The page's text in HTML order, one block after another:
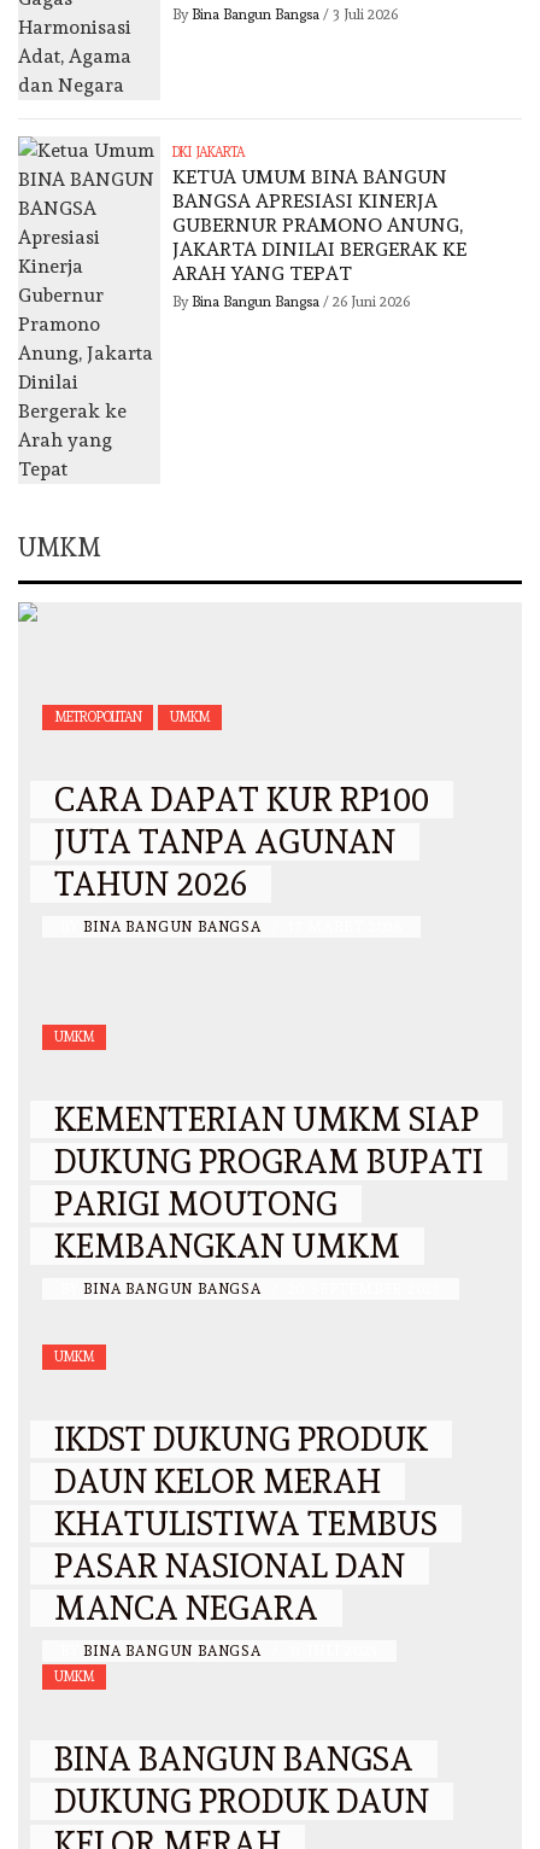
By Bina Bangun Bangsa/ 3 Juli 2026
DKI JAKARTA
KETUA UMUM BINA BANGUN
BANGSA APRESIASI KINERJA
GUBERNUR PRAMONO ANUNG,
JAKARTA DINILAI BERGERAK KE
ARAH YANG TEPAT
By Bina Bangun Bangsa/ 26 Juni 2026
UMKM
METROPOLITAN UMKM
CARA DAPAT KUR RP100
JUTA TANPA AGUNAN
TAHUN 2026
BINA BANGUN BANGSA
UMKM
KEMENTERIAN UMKM SIAP
DUKUNG PROGRAM BUPATI
PARIGI MOUTONG
KEMBANGKAN UMKM
BINA BANGUN BANGSA
UMKM
IKDST DUKUNG PRODUK
DAUN KELOR MERAH
KHATULISTIWA TEMBUS
PASAR NASIONAL DAN
MANCA NEGARA
BINA BANGUN BANGSA
UMKM
BINA BANGUN BANGSA
DUKUNG PRODUK DAUN